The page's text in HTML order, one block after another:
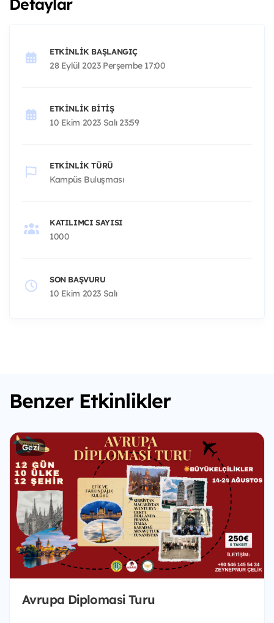
Detaylar
ETKINLIK BAŞLANGIÇ
28 Eylül 2023 Perşembe 17:00
ETKINLIK BITIŞ
10 Ekim 2023 Salı 23:59
ETKINLIK TÜRÜ
Kampüs Buluşması
KATILIMCI SAYISI
1000
SON BAŞVURU
10 Ekim 2023 Salı
Benzer Etkinlikler
Gezi
Avrupa Diplomasi Turu